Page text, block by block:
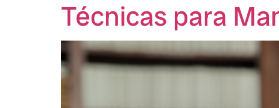
Técnicas para